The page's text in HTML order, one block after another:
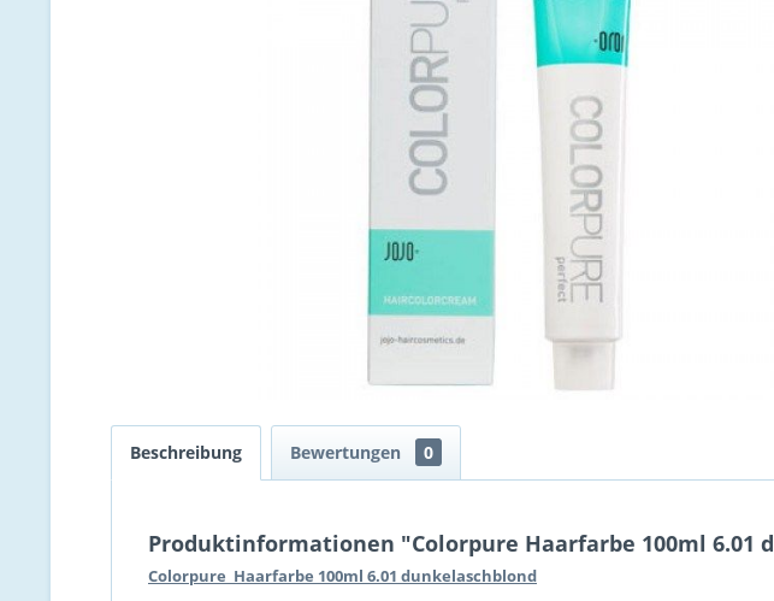
Beschreibung Bewertungen 0
Produktinformationen "Colorpure Haarfarbe 100ml 6.01
Colorpure Haarfarbe 100ml 6.01 dunkelaschblond